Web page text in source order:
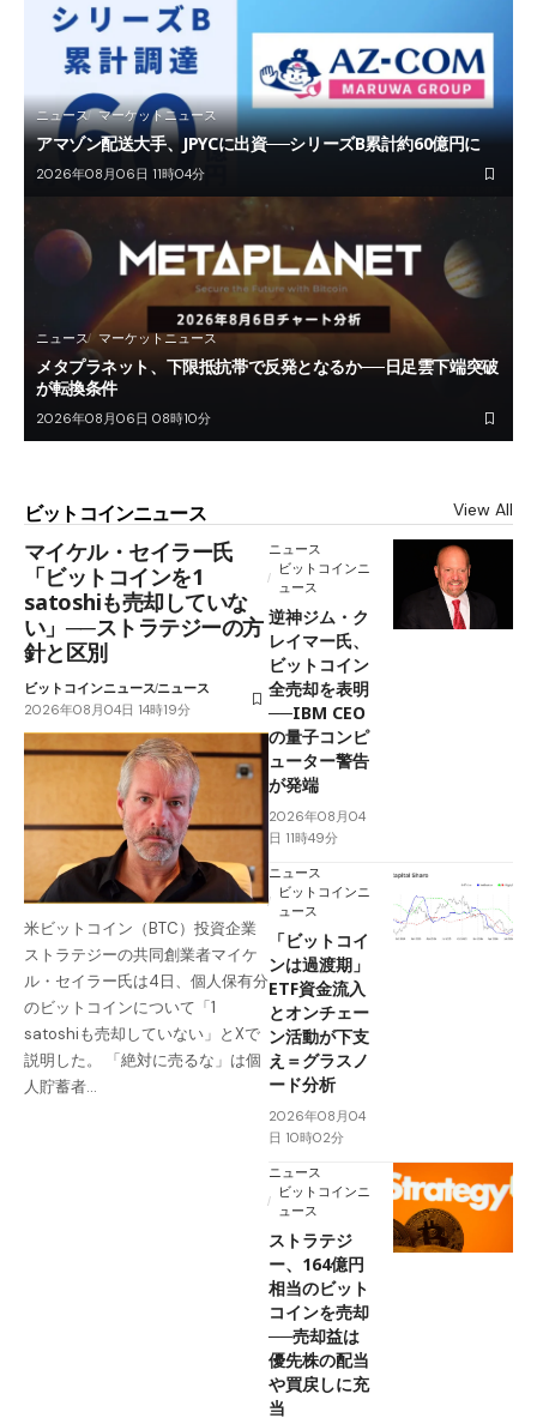
ニュース マーケットニュース
アマゾン配送大手、JPYCに出資──シリーズB累計約60億円に
2026年08月06日 11時04分
ニュース マーケットニュース
メタプラネット、下限抵抗帯で反発となるか──日足雲下端突破
が転換条件
2026年08月06日 08時10分
ビットコインニュース View All
マイケル・セイラー氏
「ビットコインを1
satoshiも売却していな
い」──ストラテジーの方
針と区別
ビットコインニュースニュース
2026年08月04日 14時19分
米ビットコイン（BTC）投資企業
ストラテジーの共同創業者マイケ
ル・セイラー氏は4日、個人保有分
のビットコインについて「1
satoshiも売却していない」とXで
説明した。 「絶対に売るな」は個
人貯蓄者…
ニュース
ビットコインニ
ュース
逆神ジム・ク
レイマー氏、
ビットコイン
全売却を表明
──IBM CEO
の量子コンピ
ューター警告
が発端
2026年08月04
日 11時49分
ニュース
ビットコインニ
ュース
「ビットコイ
ンは過渡期」
ETF資金流入
とオンチェー
ン活動が下支
え＝グラスノ
ード分析
2026年08月04
日 10時02分
ニュース
ビットコインニ
ュース
ストラテジ
ー、164億円
相当のビット
コインを売却
──売却益は
優先株の配当
や買戻しに充
当